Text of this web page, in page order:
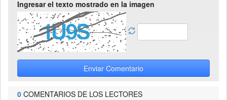
Ingresar el texto mostrado en la imagen
Enviar Comentario
0 COMENTARIOS DE LOS LECTORES